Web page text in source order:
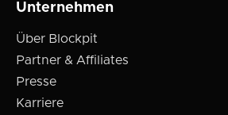
Unternehmen
Über Blockpit
Partner & Affiliates
Presse
Karriere